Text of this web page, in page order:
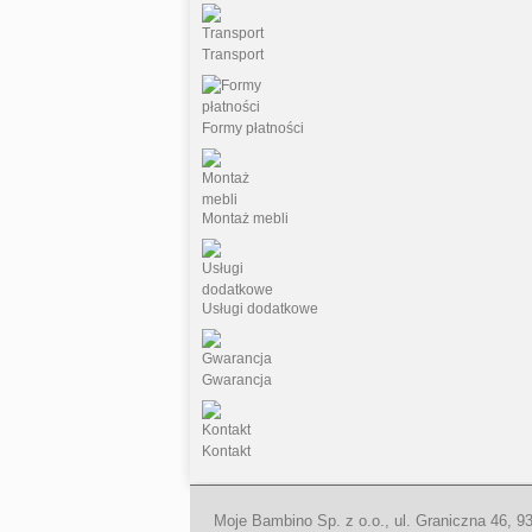
Moje Bambino Sp. z o.o., ul. Graniczna 46,
Transport
Formy płatności
Montaż mebli
Usługi dodatkowe
Gwarancja
Kontakt